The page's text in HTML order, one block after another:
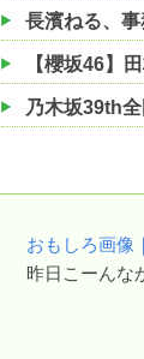
長濱ねる、
【櫻坂46】
乃木坂39th
【櫻坂46】
【日向坂46
【速報】中
おもしろ画像
昨日こーんな